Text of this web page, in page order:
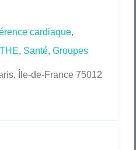
cardiaque,
, Santé, Groupes
Île-de-France 75012